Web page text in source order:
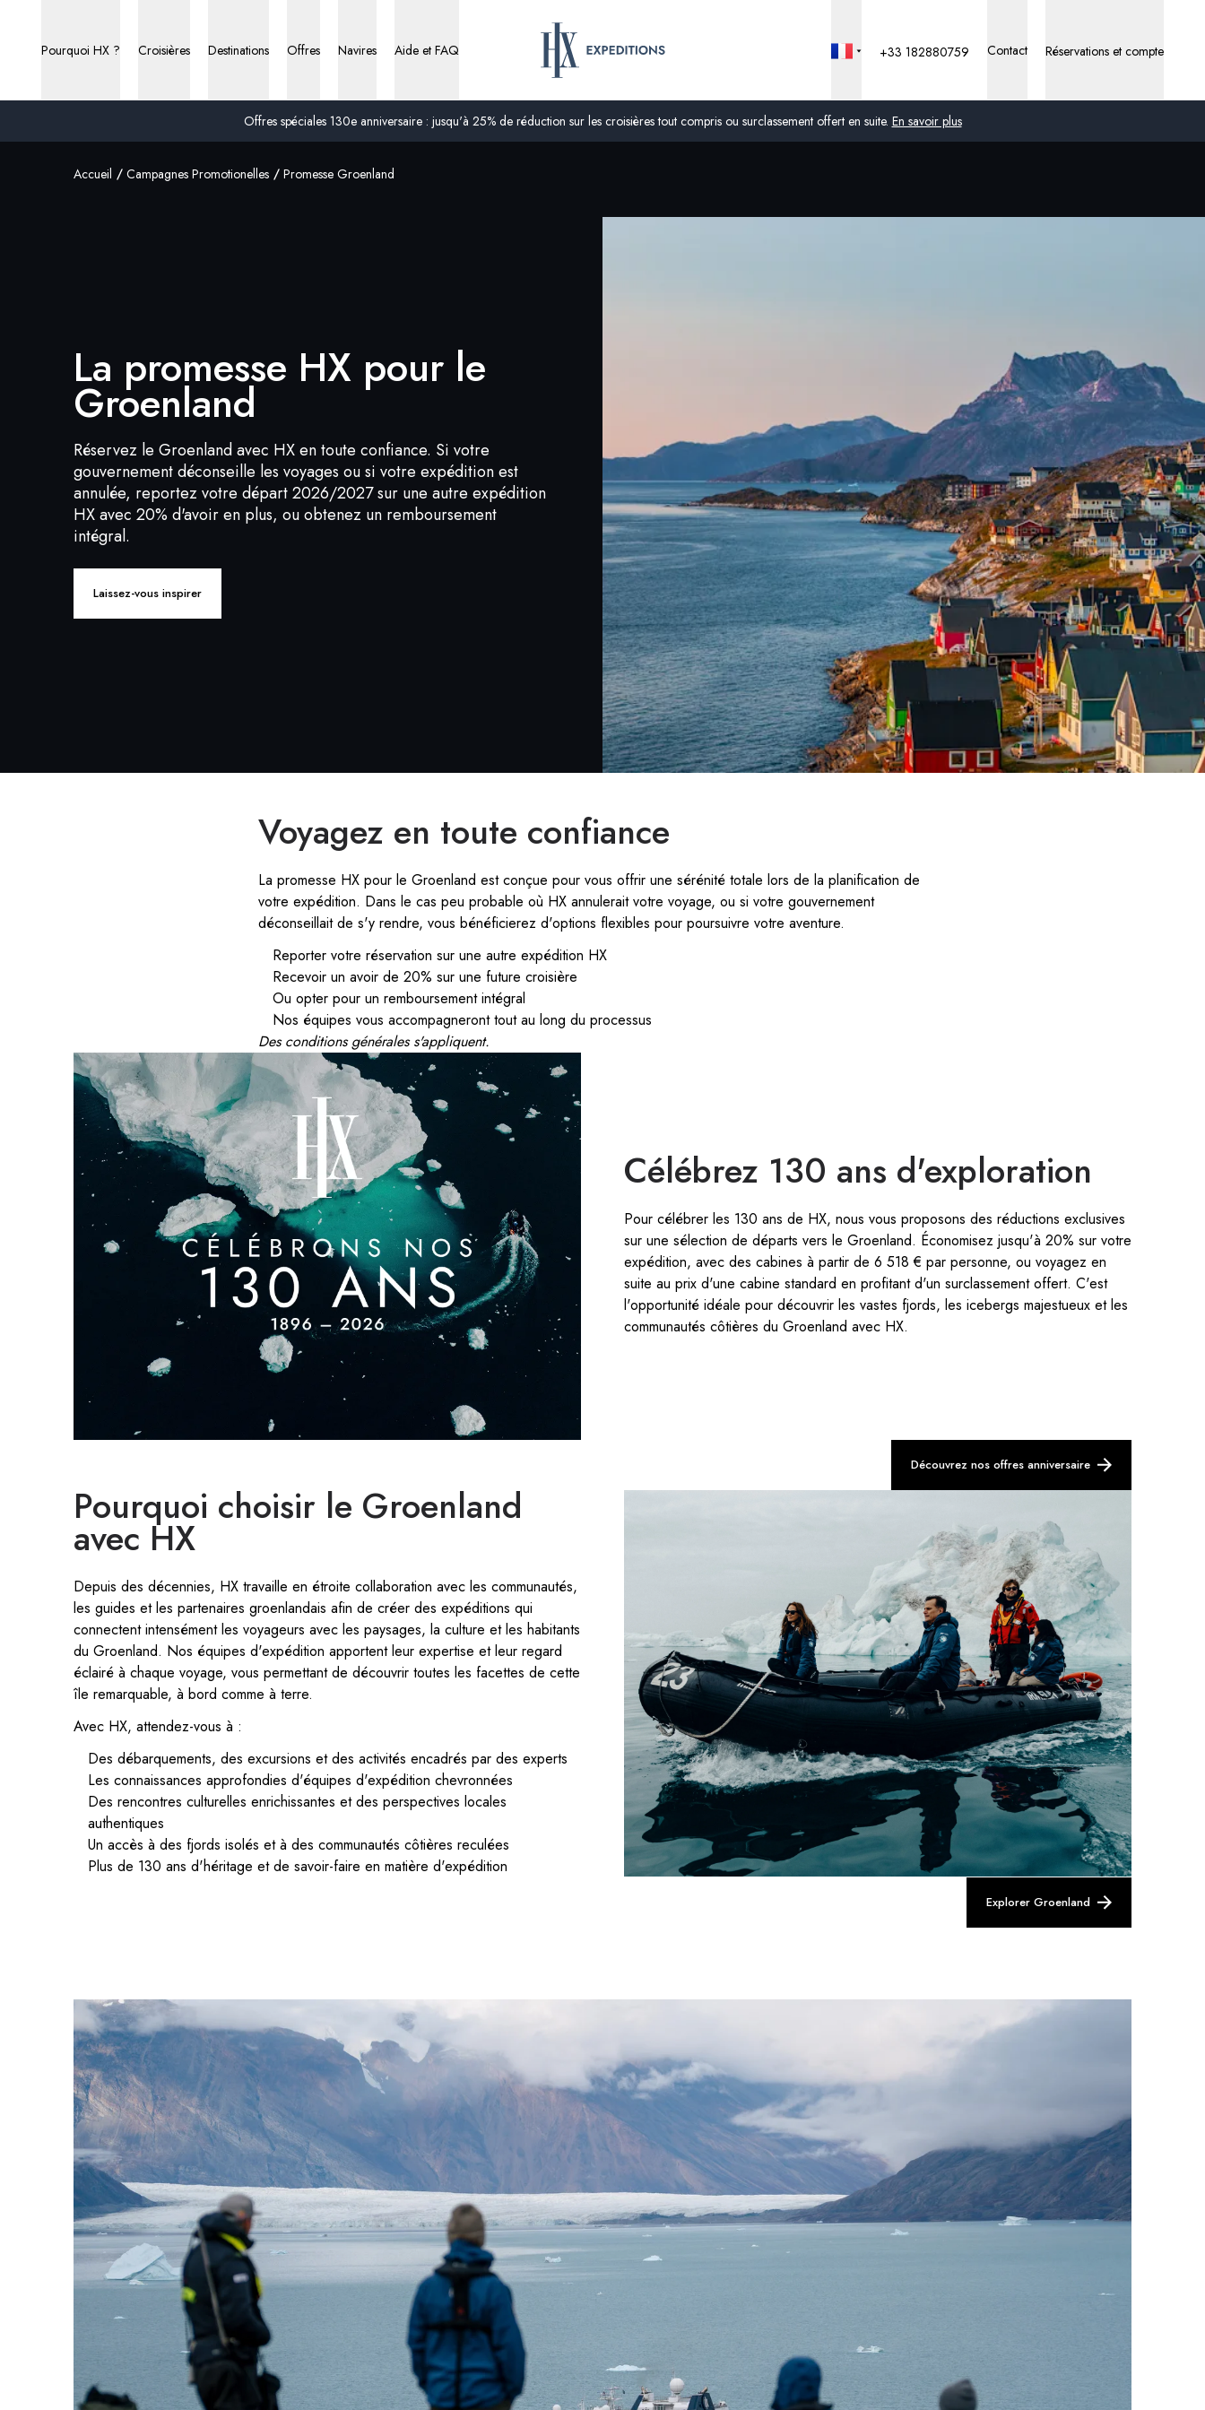
Offres spéciales 130e anniversaire : jusqu'à 25% de réduction sur les croisières tout compris ou surclassement offert en suite. En savoir plus
Pourquoi HX ? Croisières Destinations Offres Navires Aide et FAQ
Australie
France
Suède
Danemark
Norvège
+33 182880759 Contact Réservations et compte
Accueil Campagnes Promotionelles Promesse Groenland
La promesse HX pour le
Groenland
Réservez le Groenland avec HX en toute confiance. Si votre
gouvernement déconseille les voyages ou si votre expédition est
annulée, reportez votre départ 2026/2027 sur une autre expédition
HX avec 20% d'avoir en plus, ou obtenez un remboursement
intégral.
Laissez-vous inspirer
Voyagez en toute confiance
La promesse HX pour le Groenland est conçue pour vous offrir une sérénité totale lors de la planification de
votre expédition. Dans le cas peu probable où HX annulerait votre voyage, ou si votre gouvernement
déconseillait de s'y rendre, vous bénéficierez d'options flexibles pour poursuivre votre aventure.
Reporter votre réservation sur une autre expédition HX
Recevoir un avoir de 20% sur une future croisière
Ou opter pour un remboursement intégral
Nos équipes vous accompagneront tout au long du processus
Des conditions générales s'appliquent.
Célébrez 130 ans d'exploration
Pour célébrer les 130 ans de HX, nous vous proposons des réductions exclusives
sur une sélection de départs vers le Groenland. Économisez jusqu'à 20% sur votre
expédition, avec des cabines à partir de 6 518 € par personne, ou voyagez en
suite au prix d'une cabine standard en profitant d'un surclassement offert. C'est
l'opportunité idéale pour découvrir les vastes fjords, les icebergs majestueux et les
communautés côtières du Groenland avec HX.
Découvrez nos offres anniversaire
Pourquoi choisir le Groenland
avec HX
Depuis des décennies, HX travaille en étroite collaboration avec les communautés,
les guides et les partenaires groenlandais afin de créer des expéditions qui
connectent intensément les voyageurs avec les paysages, la culture et les habitants
du Groenland. Nos équipes d'expédition apportent leur expertise et leur regard
éclairé à chaque voyage, vous permettant de découvrir toutes les facettes de cette
île remarquable, à bord comme à terre.
Avec HX, attendez-vous à :
Des débarquements, des excursions et des activités encadrés par des experts
Les connaissances approfondies d'équipes d'expédition chevronnées
Des rencontres culturelles enrichissantes et des perspectives locales
authentiques
Un accès à des fjords isolés et à des communautés côtières reculées
Plus de 130 ans d'héritage et de savoir-faire en matière d'expédition
Explorer Groenland